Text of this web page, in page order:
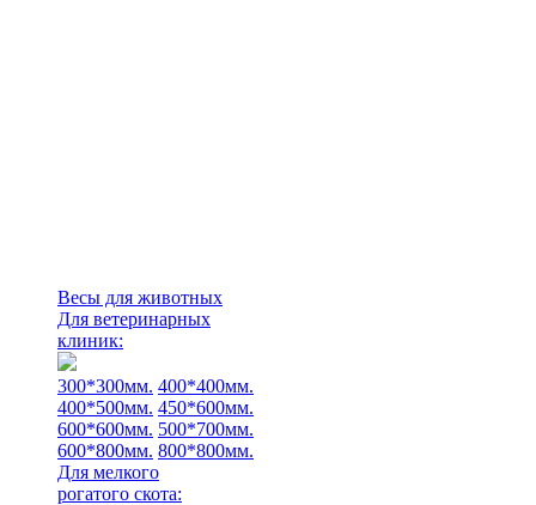
Весы для животных
Для ветеринарных
клиник:
300*300мм. 400*400мм.
400*500мм. 450*600мм.
600*600мм. 500*700мм.
600*800мм. 800*800мм.
Для мелкого
рогатого скота: